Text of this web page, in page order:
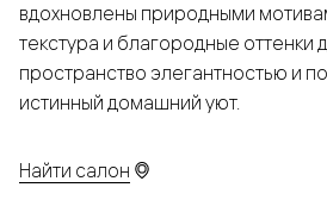
вдохновлены природными
текстура и благородные оттенки
пространство элегантностью и
истинный домашний уют.
Найти салон